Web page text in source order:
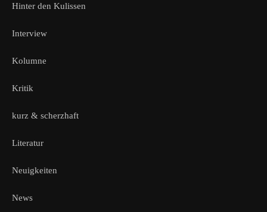
Hinter den Kulissen
Interview
Kolumne
Kritik
kurz & scherzhaft
Literatur
Neuigkeiten
News